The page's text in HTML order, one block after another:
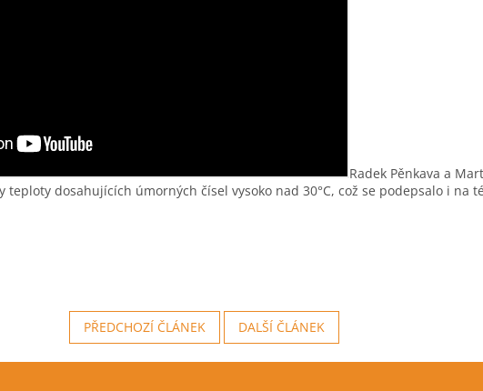
Radek Pěnkava a
teploty dosahujících úmorných čísel vysoko nad 30°C, což se podepsalo i na
PŘEDCHOZÍ ČLÁNEK DALŠÍ ČLÁNEK